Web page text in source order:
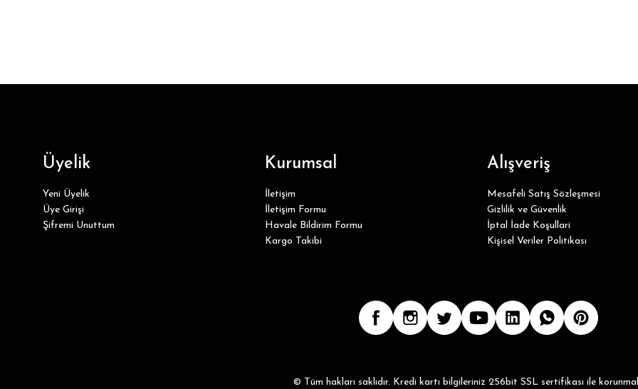
Üyelik
Yeni Üyelik
Üye Girişi
Şifremi Unuttum
Kurumsal
İletişim
İletişim Formu
Havale Bildirim Formu
Kargo Takibi
Alışveriş
Mesafeli Satış Sözleşmesi
Gizlilik ve Güvenlik
İptal İade Koşullari
Kişisel Veriler Politikası
© Tüm hakları saklıdır. Kredi kartı bilgileriniz 256bit SSL sertifikası ile